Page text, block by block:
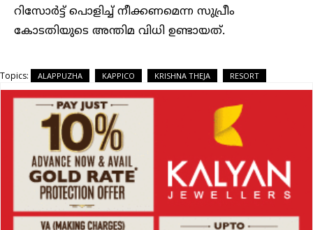
റിസോര്‍ട്ട് പൊളിച്ച് നീക്കണമെന്ന സുപ്രീം
കോടതിയുടെ അന്തിമ വിധി ഉണ്ടായത്.
Topics: ALAPPUZHA KAPPICO KRISHNA THEJA RESORT